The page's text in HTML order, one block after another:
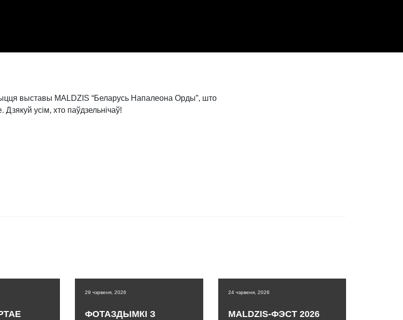
выставы MALDZIS “Беларусь Напалеона Орды”, што
усім, хто паўдзельнічаў!
29 чэрвеня, 2026
ФОТАЗДЫМКІ З
24 чэрвеня, 2026
MALDZIS-ФЭСТ 2026